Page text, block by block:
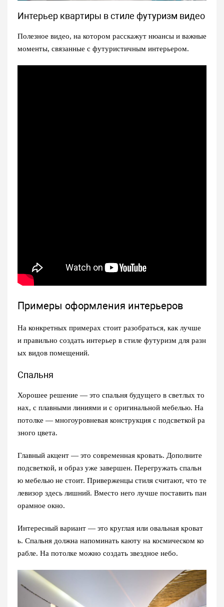
Интерьер квартиры в стиле футуризм видео
Полезное видео, на котором расскажут нюансы и важные
моменты, связанные с футуристичным интерьером.
Примеры оформления интерьеров
На конкретных примерах стоит разобраться, как лучше
и правильно создать интерьер в стиле футуризм для разн
ых видов помещений.
Спальня
Хорошее решение — это спальня будущего в светлых то
нах, с плавными линиями и с оригинальной мебелью. На
потолке — многоуровневая конструкция с подсветкой ра
зного цвета.
Главный акцент — это современная кровать. Дополните
подсветкой, и образ уже завершен. Перегружать спальн
ю мебелью не стоит. Приверженцы стиля считают, что те
левизор здесь лишний. Вместо него лучше поставить пан
орамное окно.
Интересный вариант — это круглая или овальная кроват
ь. Спальня должна напоминать каюту на космическом ко
рабле. На потолке можно создать звездное небо.